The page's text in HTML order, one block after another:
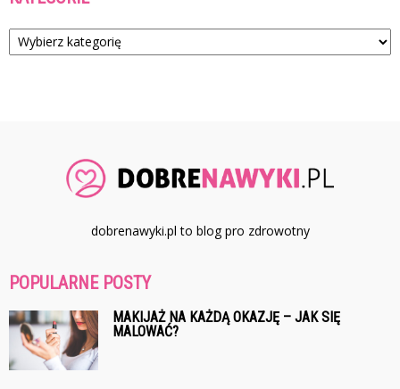
Kategorie
dobrenawyki.pl to blog pro zdrowotny
POPULARNE POSTY
MAKIJAŻ NA KAŻDĄ OKAZJĘ – JAK SIĘ
MALOWAĆ?